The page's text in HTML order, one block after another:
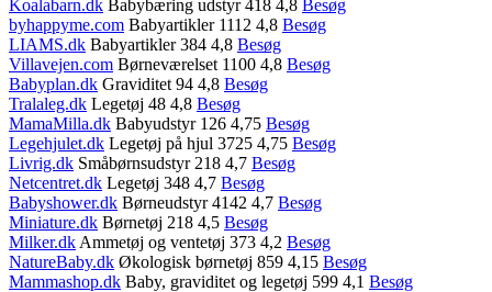
Koalabarn.dk Babybæring udstyr 418 4,8 Besøg
byhappyme.com Babyartikler 1112 4,8 Besøg
LIAMS.dk Babyartikler 384 4,8 Besøg
Villavejen.com Børneværelset 1100 4,8 Besøg
Babyplan.dk Graviditet 94 4,8 Besøg
Tralaleg.dk Legetøj 48 4,8 Besøg
MamaMilla.dk Babyudstyr 126 4,75 Besøg
Legehjulet.dk Legetøj på hjul 3725 4,75 Besøg
Livrig.dk Småbørnsudstyr 218 4,7 Besøg
Netcentret.dk Legetøj 348 4,7 Besøg
Babyshower.dk Børneudstyr 4142 4,7 Besøg
Miniature.dk Børnetøj 218 4,5 Besøg
Milker.dk Ammetøj og ventetøj 373 4,2 Besøg
NatureBaby.dk Økologisk børnetøj 859 4,15 Besøg
Mammashop.dk Baby, graviditet og legetøj 599 4,1 Besøg